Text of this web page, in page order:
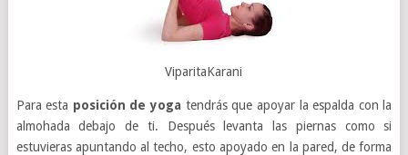
ViparitaKarani
Para esta posición de yoga tendrás que apoyar la espalda con la
almohada debajo de ti. Después levanta las piernas como si
estuvieras apuntando al techo, esto apoyado en la pared, de forma